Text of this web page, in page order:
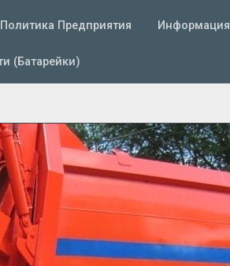
Предприятия Информация
(батарейки)